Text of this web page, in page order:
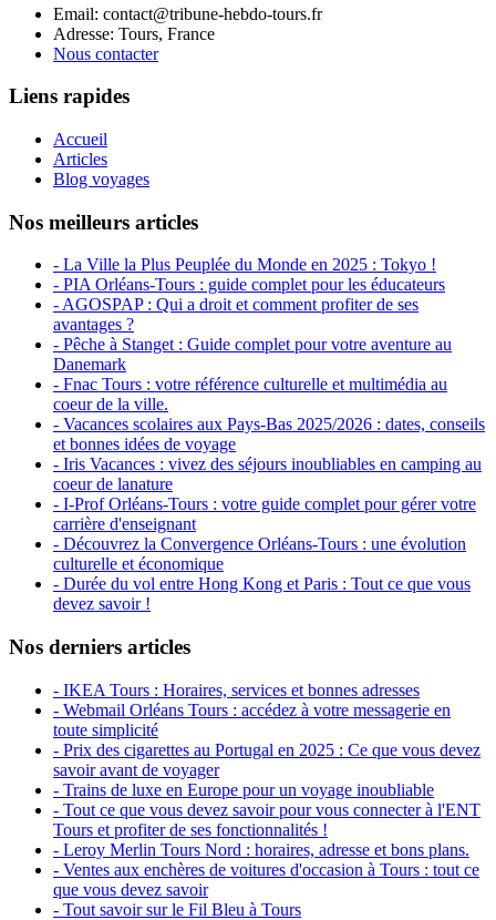
Email: contact@tribune-hebdo-tours.fr
Adresse: Tours, France
Nous contacter
Liens rapides
Accueil
Articles
Blog voyages
Nos meilleurs articles
- La Ville la Plus Peuplée du Monde en 2025 : Tokyo !
- PIA Orléans-Tours : guide complet pour les éducateurs
- AGOSPAP : Qui a droit et comment profiter de ses
avantages ?
- Pêche à Stanget : Guide complet pour votre aventure au
Danemark
- Fnac Tours : votre référence culturelle et multimédia au
coeur de la ville.
- Vacances scolaires aux Pays-Bas 2025/2026 : dates, conseils
et bonnes idées de voyage
- Iris Vacances : vivez des séjours inoubliables en camping au
coeur de lanature
- I-Prof Orléans-Tours : votre guide complet pour gérer votre
carrière d'enseignant
- Découvrez la Convergence Orléans-Tours : une évolution
culturelle et économique
- Durée du vol entre Hong Kong et Paris : Tout ce que vous
devez savoir !
Nos derniers articles
- IKEA Tours : Horaires, services et bonnes adresses
- Webmail Orléans Tours : accédez à votre messagerie en
toute simplicité
- Prix des cigarettes au Portugal en 2025 : Ce que vous devez
savoir avant de voyager
- Trains de luxe en Europe pour un voyage inoubliable
- Tout ce que vous devez savoir pour vous connecter à l'ENT
Tours et profiter de ses fonctionnalités !
- Leroy Merlin Tours Nord : horaires, adresse et bons plans.
- Ventes aux enchères de voitures d'occasion à Tours : tout ce
que vous devez savoir
- Tout savoir sur le Fil Bleu à Tours